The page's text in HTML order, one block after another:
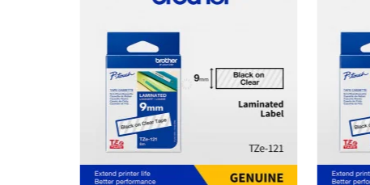
E800
Thế hệ máy in ống mới với 02 động cơ in
ống và in nhãn riêng biệt đầu tiên trên thị
trường. Với nhiều tính năng mạnh mẽ và